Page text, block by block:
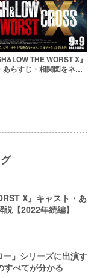
THE WORST X』
あらすじ・相関図をネタ
X』キャスト・あ
【2022年続編】
ー」シリーズに出演す
すべてが分かる